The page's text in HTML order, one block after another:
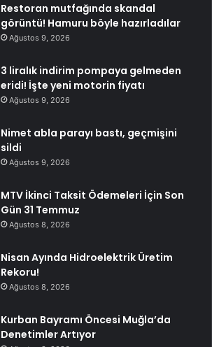
Restoran mutfağında skandal
görüntü! Hamuru böyle hazırladılar
Ağustos 9, 2026
3 liralık indirim pompaya gelmeden
eridi! İşte yeni motorin fiyatı
Ağustos 9, 2026
Nimet abla parayı bastı, geçmişini
sildi
Ağustos 9, 2026
MTV İkinci Taksit Ödemeleri İçin Son
Gün 31 Temmuz
Ağustos 8, 2026
Nisan Ayında Hidroelektrik Üretim
Rekoru!
Ağustos 8, 2026
Kurban Bayramı Öncesi Muğla’da
Denetimler Artıyor